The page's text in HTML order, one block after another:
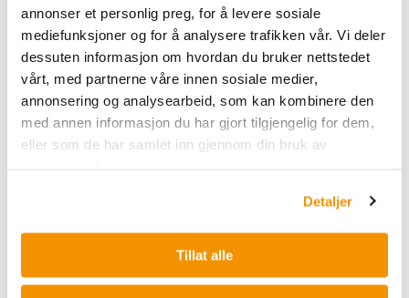
annonser et personlig preg, for å levere sosiale
mediefunksjoner og for å analysere trafikken vår. Vi deler
dessuten informasjon om hvordan du bruker nettstedet
vårt, med partnerne våre innen sosiale medier,
annonsering og analysearbeid, som kan kombinere den
med annen informasjon du har gjort tilgjengelig for dem,
eller som de har samlet inn gjennom din bruk av
Detaljer
Tillat alle